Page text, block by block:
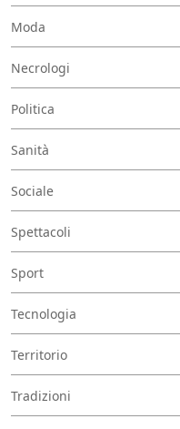
Moda
Necrologi
Politica
Sanità
Sociale
Spettacoli
Sport
Tecnologia
Territorio
Tradizioni